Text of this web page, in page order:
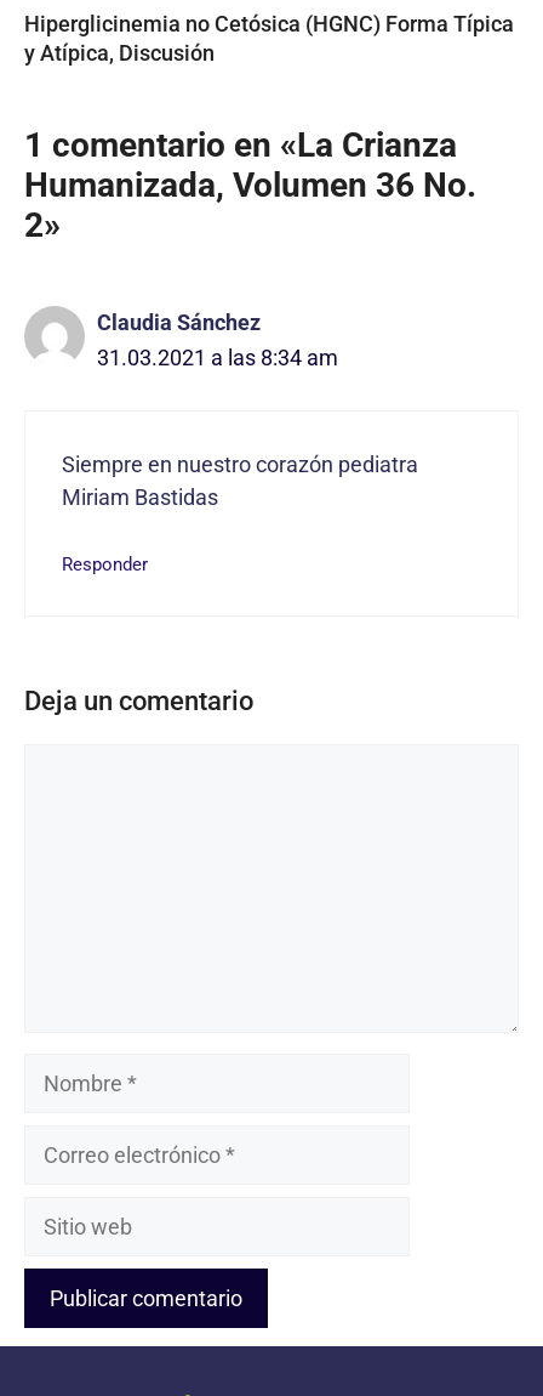
Hiperglicinemia no Cetósica (HGNC) Forma Típica
y Atípica, Discusión
1 comentario en «La Crianza
Humanizada, Volumen 36 No.
2»
Claudia Sánchez
31.03.2021 a las 8:34 am
Siempre en nuestro corazón pediatra
Miriam Bastidas
Responder
Deja un comentario
Nombre
Sitio